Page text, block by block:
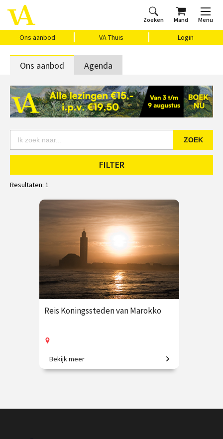
Zoeken Mand Menu
Ons aanbod VA Thuis Login
Home
Ons aanbod
Agenda
VAthuis
Over ons
Vragen?
Cadeaubon
Ons aanbod Agenda
ZOEK
FILTER
Resultaten: 1
Reis Koningssteden van Marokko
9-daagse vliegreis o.l.v. Krzysztof
Dobrowolski-Onclin
Bekijk meer